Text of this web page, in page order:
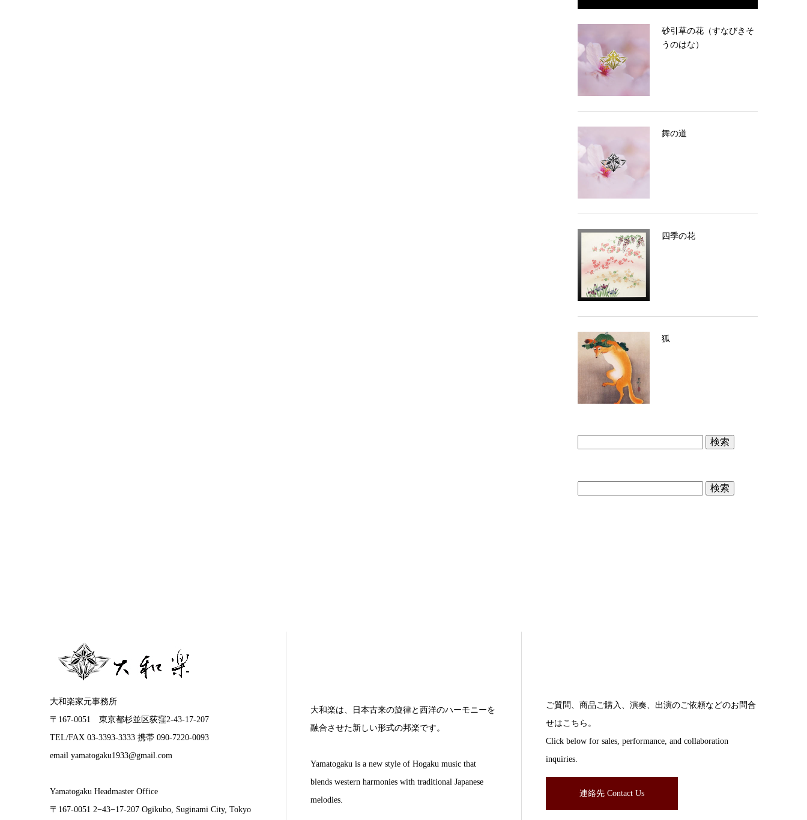
砂引草の花（すなびきそ
うのはな）
舞の道
四季の花
狐
大和楽家元事務所
〒167-0051 東京都杉並区荻窪2-43-17-207
TEL/FAX 03-3393-3333 携帯 090-7220-0093
email yamatogaku1933@gmail.com
Yamatogaku Headmaster Office
〒167-0051 2−43−17-207 Ogikubo, Suginami City, Tokyo
大和楽は、日本古来の旋律と西洋のハーモニーを
融合させた新しい形式の邦楽です。
Yamatogaku is a new style of Hogaku music that
blends western harmonies with traditional Japanese
melodies.
ご質問、商品ご購入、演奏、出演のご依頼などのお問合
せはこちら。
Click below for sales, performance, and collaboration
inquiries.
連絡先 Contact Us